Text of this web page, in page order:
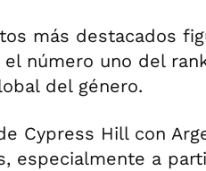
más destacados
el número uno del
del género.
Cypress Hill con
especialmente a